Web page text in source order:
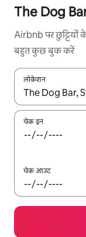
The Dog
Airbnb पर छुट्टियों
बहुत कुछ बुक करें
लोकेशन
नतीजों के उपलब्ध
चेक इन
चेक आउट